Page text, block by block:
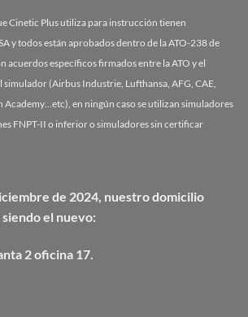
Cinetic Plus utiliza para instrucción tienen
y todos están aprobados dentro de la ATO-238 de
acuerdos específicos firmados entre la ATO y el
(Airbus Industrie, Lufthansa, AFG, CAE,
Academy…etc), en ningún caso se utilizan simuladores
FNPT-II o inferior o simuladores sin certificar
de 2024, nuestro domicilio
el nuevo:
2 oficina 17.